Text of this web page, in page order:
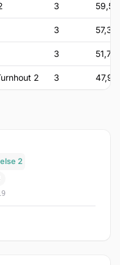
3 59,55
3 57,36
3 51,7
2 3 47,96
2